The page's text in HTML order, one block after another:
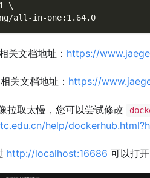
\
all-in-one:1.64.0
关文档地址： https://
关文档地址： https://
拉取太慢，您可以尝试修改
help/
http://localhost:16686 可以打开